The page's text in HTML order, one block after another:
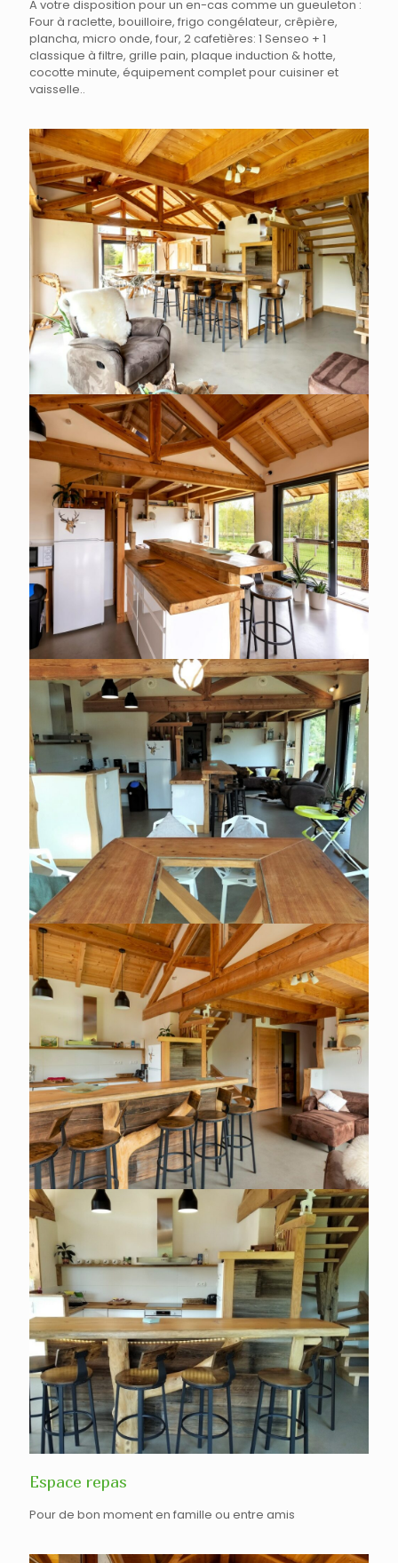
A votre disposition pour un en-cas comme un gueuleton :
Four à raclette, bouilloire, frigo congélateur, crêpière,
plancha, micro onde, four, 2 cafetières: 1 Senseo + 1
classique à filtre, grille pain, plaque induction & hotte,
cocotte minute, équipement complet pour cuisiner et
vaisselle..
Espace repas
Pour de bon moment en famille ou entre amis